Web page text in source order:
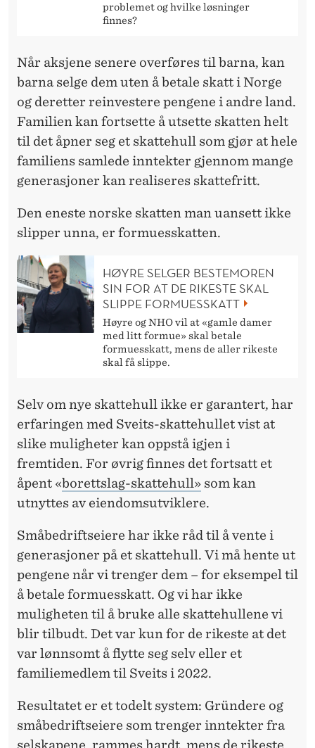
problemet og hvilke løsninger
finnes?
Når aksjene senere overføres til barna, kan
barna selge dem uten å betale skatt i Norge
og deretter reinvestere pengene i andre land.
Familien kan fortsette å utsette skatten helt
til det åpner seg et skattehull som gjør at hele
familiens samlede inntekter gjennom mange
generasjoner kan realiseres skattefritt.
Den eneste norske skatten man uansett ikke
slipper unna, er formuesskatten.
HØYRE SELGER BESTEMOREN
SIN FOR AT DE RIKESTE SKAL
SLIPPE FORMUESSKATT
Høyre og NHO vil at «gamle damer
med litt formue» skal betale
formuesskatt, mens de aller rikeste
skal få slippe.
Selv om nye skattehull ikke er garantert, har
erfaringen med Sveits-skattehullet vist at
slike muligheter kan oppstå igjen i
fremtiden. For øvrig finnes det fortsatt et
åpent «borettslag-skattehull» som kan
utnyttes av eiendomsutviklere.
Småbedriftseiere har ikke råd til å vente i
generasjoner på et skattehull. Vi må hente ut
pengene når vi trenger dem – for eksempel til
å betale formuesskatt. Og vi har ikke
muligheten til å bruke alle skattehullene vi
blir tilbudt. Det var kun for de rikeste at det
var lønnsomt å flytte seg selv eller et
familiemedlem til Sveits i 2022.
Resultatet er et todelt system: Gründere og
småbedriftseiere som trenger inntekter fra
selskapene, rammes hardt, mens de rikeste